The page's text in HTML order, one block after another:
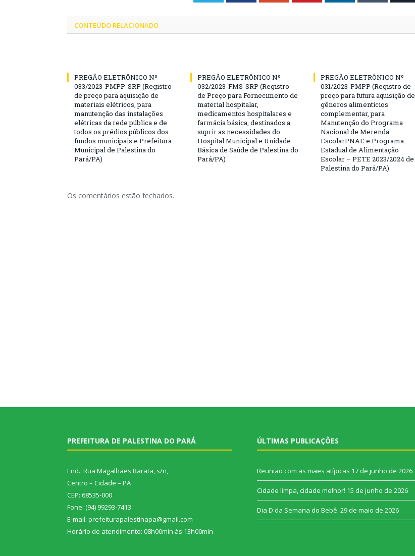
CONTEÚDO RELACIONADO
PREGÃO ELETRÔNICO Nº
033/2023-PMPP-SRP (Registro
de preço para aquisição de
materiais elétricos, para
manutenção das instalações
elétricas da rede pública e de
todos os prédios públicos dos
fundos municipais e Prefeitura
Municipal de Palestina do
Pará/PA)
PREGÃO ELETRÔNICO Nº
032/2023-FMS-SRP (Registro
de Preço para Fornecimento de
material hospitalar,
medicamentos hospitalares e
farmácia básica, destinados a
suprir as necessidades do
Hospital Municipal e Unidade
Básica de Saúde de Palestina do
Pará/PA)
PREGÃO ELETRÔNICO Nº
031/2023-PMPP (Registro de
preço para futura aquisição de
gêneros alimentícios
complementar, para
Manutenção do Programa
Nacional de Merenda
EscolarPNAE e Programa
Estadual de Alimentação
Escolar – PETE 2023/2024 de
Palestina do Pará/PA)
Os comentários estão fechados.
PREFEITURA DE PALESTINA DO PARÁ
End.: Rua Magalhães Barata, s/n,
Centro – Cidade – PA
CEP: 68535-000
Fone: (94) 99293-7413
E-mail: prefeiturapalestinapa@gmail.com
Horário de atendimento: 08h00min às 13h00min
ÚLTIMAS PUBLICAÇÕES
Reunião com as mães atípicas 17 de junho de 2026
Cidade limpa, cidade melhor! 15 de junho de 2026
Dia D da Semana do Bebê. 29 de maio de 2026